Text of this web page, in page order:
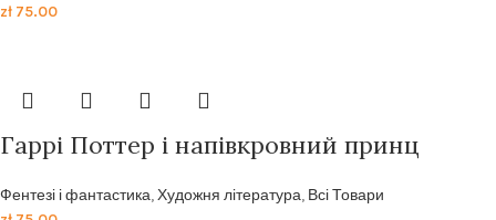
zł 75.00
Гаррi Поттер i напiвкровний принц
Фентезі і фантастика,Художня література, Всі Товари